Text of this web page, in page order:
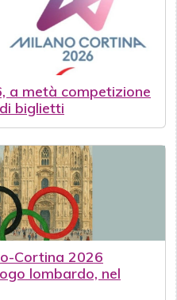
a metà competizione
biglietti
Cortina 2026
lombardo, nel